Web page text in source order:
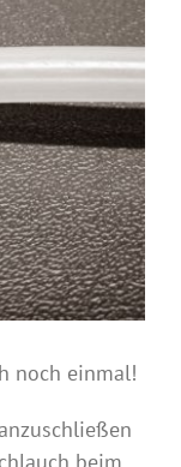
noch einmal!